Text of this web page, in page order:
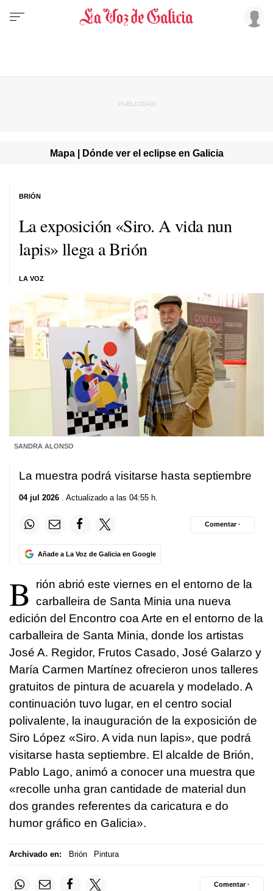
Mapa | Dónde ver el eclipse en Galicia
La exposición «Siro. A vida nun
lapis» llega a Brión
LA VOZ
BRIÓN
SANDRA ALONSO
La muestra podrá visitarse hasta septiembre
04 jul 2026 . Actualizado a las 04:55 h.
Añade a La Voz de Galicia en Google
Comentar ·
B
rión abrió este viernes en el entorno de la
carballeira de Santa Minia una nueva
edición del Encontro coa Arte en el entorno de la
carballeira de Santa Minia, donde los artistas
José A. Regidor, Frutos Casado, José Galarzo y
María Carmen Martínez ofrecieron unos talleres
gratuitos de pintura de acuarela y modelado. A
continuación tuvo lugar, en el centro social
polivalente, la inauguración de la exposición de
Siro López «Siro. A vida nun lapis», que podrá
visitarse hasta septiembre. El alcalde de Brión,
Pablo Lago, animó a conocer una muestra que
«recolle unha gran cantidade de material dun
dos grandes referentes da caricatura e do
humor gráfico en Galicia».
Archivado en: Brión Pintura
Comentar ·